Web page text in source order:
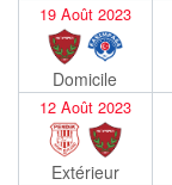
19 Août 2023
Domicile
12 Août 2023
Extérieur